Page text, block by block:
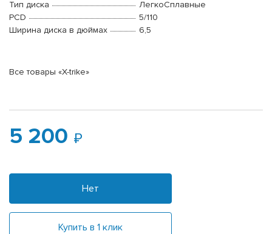
Тип диска
ЛегкоСплавные
PCD
5/110
Ширина диска в дюймах
6,5
Все товары «X-trike»
5 200
Нет
Купить в 1 клик